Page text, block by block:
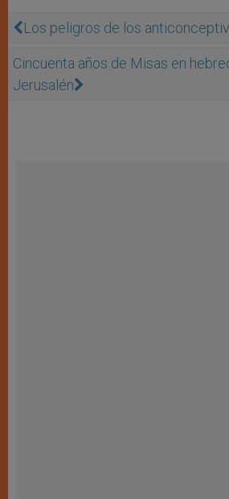
Los peligros de los
Cincuenta años de Misas en
Jerusalén